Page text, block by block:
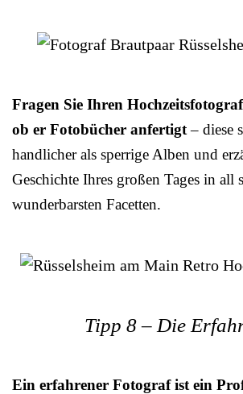
Fragen Sie Ihren
ob er Fotobücher anfertigt– diese
handlicher als sperrige Alben und
Geschichte Ihres großen Tages in all
wunderbarsten Facetten.
Tipp 8 – Die
Ein erfahrener Fotograf ist ein